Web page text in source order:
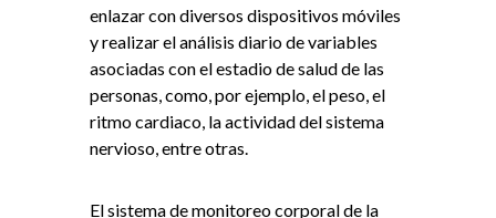
enlazar con diversos dispositivos móviles
y realizar el análisis diario de variables
asociadas con el estadio de salud de las
personas, como, por ejemplo, el peso, el
ritmo cardiaco, la actividad del sistema
nervioso, entre otras.
El sistema de monitoreo corporal de la